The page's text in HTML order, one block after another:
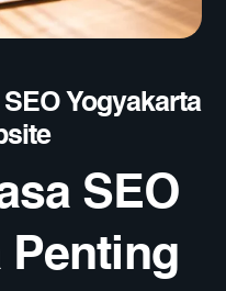
Yogyakarta
SEO
Penting